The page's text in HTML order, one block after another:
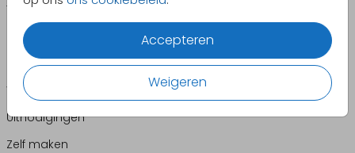
Accepteren
Weigeren
Trouwen
Kerst
Jubileum
Verjaardag
Uitnodigingen
Zelf maken
Geboortebord
Pocketfolds
Kaartversieringen